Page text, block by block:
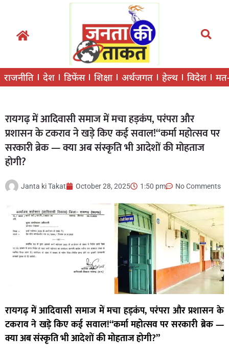
राजनीति देश डिफेंस शिक्षा अर्थजगत हेल्थ विदेश
रायगढ़ में आदिवासी समाज में मचा हड़कंप, परंपरा और
प्रशासन के टकराव ने खड़े किए कई सवाल!“कर्मा महोत्सव पर
सरकारी ब्रेक — क्या अब संस्कृति भी आदेशों की मोहताज
होगी?
Janta ki Takat October 28, 2025 1:50 pm No Comments
रायगढ़ में आदिवासी समाज में मचा हड़कंप, परंपरा और प्रशासन के
टकराव ने खड़े किए कई सवाल!“कर्मा महोत्सव पर सरकारी ब्रेक —
क्या अब संस्कृति भी आदेशों की मोहताज होगी?”